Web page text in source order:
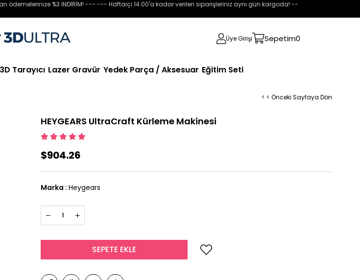
ödemelerinize %3 İNDİRİM! --- --- Haftaiçi 14:00'a kadar verilen siparişleriniz aynı gün kargoda! --
Üye Girişi Sepetim0
3D Tarayıcı Lazer Gravür Yedek Parça / Aksesuar Eğitim Seti
< < Önceki Sayfaya Dön
HEYGEARS UltraCraft Kürleme Makinesi
$904.26
Marka : Heygears